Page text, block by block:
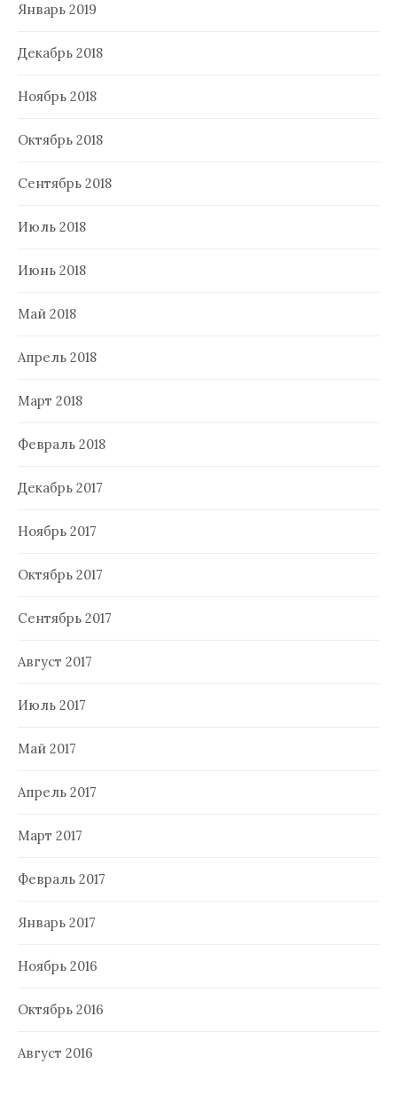
Январь 2019
Декабрь 2018
Ноябрь 2018
Октябрь 2018
Сентябрь 2018
Июль 2018
Июнь 2018
Май 2018
Апрель 2018
Март 2018
Февраль 2018
Декабрь 2017
Ноябрь 2017
Октябрь 2017
Сентябрь 2017
Август 2017
Июль 2017
Май 2017
Апрель 2017
Март 2017
Февраль 2017
Январь 2017
Ноябрь 2016
Октябрь 2016
Август 2016